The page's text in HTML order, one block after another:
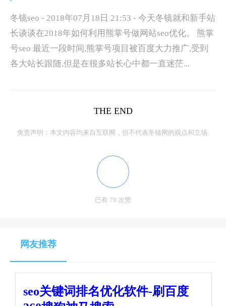
冬镜seo - 2018年07月18日 21:53 - 今天冬镜就和新手站
长谈谈在2018年如何利用熊掌号做网站seo优化。 熊掌
号seo 最近一段时间,熊掌号项目被百度大力推广,受到
各大站长跟随,但是在很多站长心中都一直迷茫...
THE END
免责声明：本文内容均来自互联网，但不代表冬镜网的观点和立场.
已有 79 次赞
网友推荐
seo关键词排名优化软件-刷百度